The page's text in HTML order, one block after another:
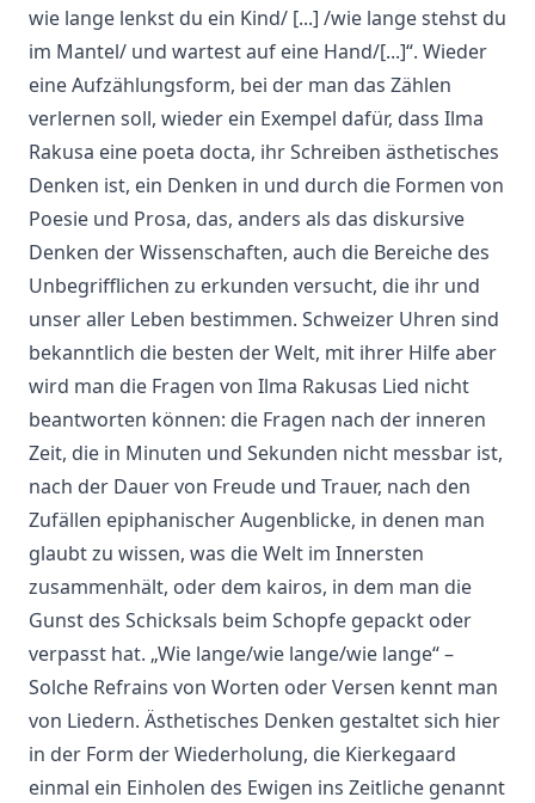
wie lange lenkst du ein Kind/ [...] /wie lange stehst du
im Mantel/ und wartest auf eine Hand/[...]“. Wieder
eine Aufzählungsform, bei der man das Zählen
verlernen soll, wieder ein Exempel dafür, dass Ilma
Rakusa eine poeta docta, ihr Schreiben ästhetisches
Denken ist, ein Denken in und durch die Formen von
Poesie und Prosa, das, anders als das diskursive
Denken der Wissenschaften, auch die Bereiche des
Unbegrifflichen zu erkunden versucht, die ihr und
unser aller Leben bestimmen. Schweizer Uhren sind
bekanntlich die besten der Welt, mit ihrer Hilfe aber
wird man die Fragen von Ilma Rakusas Lied nicht
beantworten können: die Fragen nach der inneren
Zeit, die in Minuten und Sekunden nicht messbar ist,
nach der Dauer von Freude und Trauer, nach den
Zufällen epiphanischer Augenblicke, in denen man
glaubt zu wissen, was die Welt im Innersten
zusammenhält, oder dem kairos, in dem man die
Gunst des Schicksals beim Schopfe gepackt oder
verpasst hat. „Wie lange/wie lange/wie lange“ –
Solche Refrains von Worten oder Versen kennt man
von Liedern. Ästhetisches Denken gestaltet sich hier
in der Form der Wiederholung, die Kierkegaard
einmal ein Einholen des Ewigen ins Zeitliche genannt